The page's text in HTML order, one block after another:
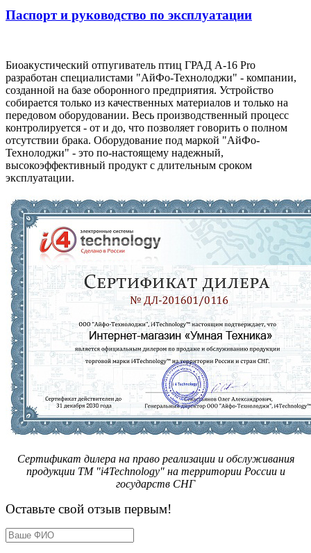
Паспорт и руководство по эксплуатации
Биоакустический отпугиватель птиц ГРАД А-16 Pro
разработан специалистами "АйФо-Технолоджи" - компании,
созданной на базе оборонного предприятия. Устройство
собирается только из качественных материалов и только на
передовом оборудовании. Весь производственный процесс
контролируется - от и до, что позволяет говорить о полном
отсутствии брака. Оборудование под маркой "АйФо-
Технолоджи" - это по-настоящему надежный,
высокоэффективный продукт с длительным сроком
эксплуатации.
Сертификат дилера на право реализации и обслуживания
продукции ТМ "i4Technology" на территории России и
государств СНГ
Оставьте свой отзыв первым!